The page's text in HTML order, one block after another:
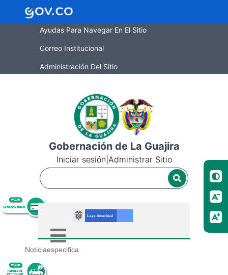
Ayudas Para Navegar En El Sitio
Correo Institucional
Administración Del Sitio
Gobernación de La Guajira
Iniciar sesión Administrar Sitio
Noticiaespecifica